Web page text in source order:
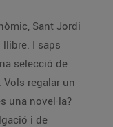
Sant Jordi
llibre. I saps
selecció de
regalar un
una novel·la?
i de